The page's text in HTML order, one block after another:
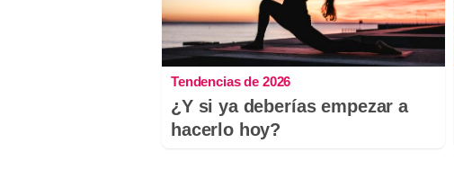
Tendencias de 2026
¿Y si ya deberías empezar a
hacerlo hoy?